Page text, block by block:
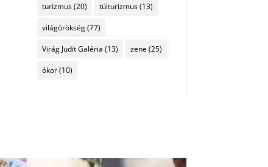
turizmus(20) túlturizmus(13)
világörökség(77)
Virág Judit Galéria (13) zene (25)
ókor(10)